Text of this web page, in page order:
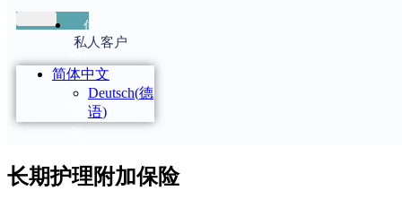
住
房、
责
律
私人客户
简体中文
Deutsch(德
语)
长期护理附加保险